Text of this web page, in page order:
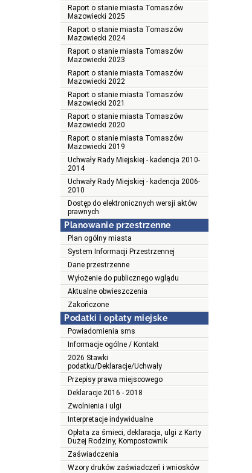
Raport o stanie miasta Tomaszów
Mazowiecki 2025
Raport o stanie miasta Tomaszów
Mazowiecki 2024
Raport o stanie miasta Tomaszów
Mazowiecki 2023
Raport o stanie miasta Tomaszów
Mazowiecki 2022
Raport o stanie miasta Tomaszów
Mazowiecki 2021
Raport o stanie miasta Tomaszów
Mazowiecki 2020
Raport o stanie miasta Tomaszów
Mazowiecki 2019
Uchwały Rady Miejskiej - kadencja 2010-
2014
Uchwały Rady Miejskiej - kadencja 2006-
2010
Dostęp do elektronicznych wersji aktów
prawnych
Planowanie przestrzenne
Plan ogólny miasta
System Informacji Przestrzennej
Dane przestrzenne
Wyłożenie do publicznego wglądu
Aktualne obwieszczenia
Zakończone
Podatki i opłaty miejske
Powiadomienia sms
Informacje ogólne / Kontakt
2026 Stawki
podatku/Deklaracje/Uchwały
Przepisy prawa miejscowego
Deklaracje 2016 - 2018
Zwolnienia i ulgi
Interpretacje indywidualne
Opłata za śmieci, deklaracja, ulgi z Karty
Dużej Rodziny, Kompostownik
Zaświadczenia
Wzory druków zaświadczeń i wniosków